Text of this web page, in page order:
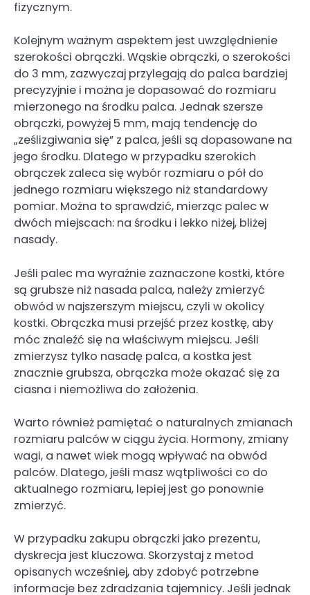
fizycznym.
Kolejnym ważnym aspektem jest uwzględnienie
szerokości obrączki. Wąskie obrączki, o szerokości
do 3 mm, zazwyczaj przylegają do palca bardziej
precyzyjnie i można je dopasować do rozmiaru
mierzonego na środku palca. Jednak szersze
obrączki, powyżej 5 mm, mają tendencję do
„ześlizgiwania się” z palca, jeśli są dopasowane na
jego środku. Dlatego w przypadku szerokich
obrączek zaleca się wybór rozmiaru o pół do
jednego rozmiaru większego niż standardowy
pomiar. Można to sprawdzić, mierząc palec w
dwóch miejscach: na środku i lekko niżej, bliżej
nasady.
Jeśli palec ma wyraźnie zaznaczone kostki, które
są grubsze niż nasada palca, należy zmierzyć
obwód w najszerszym miejscu, czyli w okolicy
kostki. Obrączka musi przejść przez kostkę, aby
móc znaleźć się na właściwym miejscu. Jeśli
zmierzysz tylko nasadę palca, a kostka jest
znacznie grubsza, obrączka może okazać się za
ciasna i niemożliwa do założenia.
Warto również pamiętać o naturalnych zmianach
rozmiaru palców w ciągu życia. Hormony, zmiany
wagi, a nawet wiek mogą wpływać na obwód
palców. Dlatego, jeśli masz wątpliwości co do
aktualnego rozmiaru, lepiej jest go ponownie
zmierzyć.
W przypadku zakupu obrączki jako prezentu,
dyskrecja jest kluczowa. Skorzystaj z metod
opisanych wcześniej, aby zdobyć potrzebne
informacje bez zdradzania tajemnicy. Jeśli jednak